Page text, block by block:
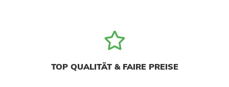
TOP QUALITÄT & FAIRE PREISE